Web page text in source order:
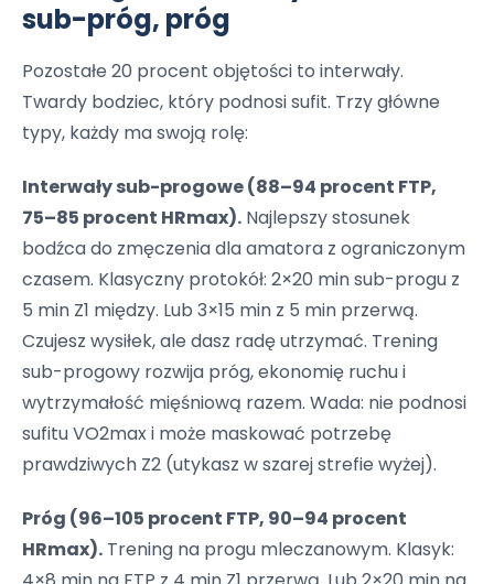
sub-próg, próg
Pozostałe 20 procent objętości to interwały.
Twardy bodziec, który podnosi sufit. Trzy główne
typy, każdy ma swoją rolę:
Interwały sub-progowe (88–94 procent FTP,
75–85 procent HRmax). Najlepszy stosunek
bodźca do zmęczenia dla amatora z ograniczonym
czasem. Klasyczny protokół: 2×20 min sub-progu z
5 min Z1 między. Lub 3×15 min z 5 min przerwą.
Czujesz wysiłek, ale dasz radę utrzymać. Trening
sub-progowy rozwija próg, ekonomię ruchu i
wytrzymałość mięśniową razem. Wada: nie podnosi
sufitu VO2max i może maskować potrzebę
prawdziwych Z2 (utykasz w szarej strefie wyżej).
Próg (96–105 procent FTP, 90–94 procent
HRmax). Trening na progu mleczanowym. Klasyk: